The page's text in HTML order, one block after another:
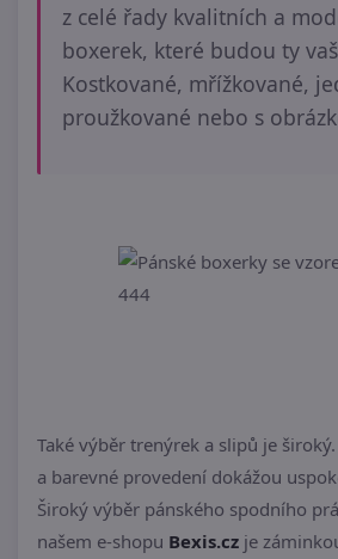
z celé řady kvalitních a
boxerek, které budou ty
Kostkované, mřížkované,
proužkované nebo s
Také výběr trenýrek a slipů je
a barevné provedení dokážou
Široký výběr pánského spodního
našem e-shopu Bexis.cz je